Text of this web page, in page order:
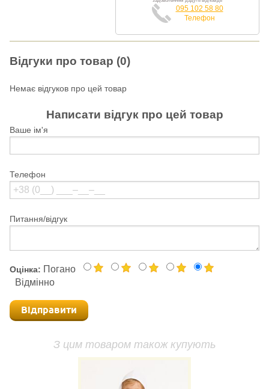
095 102 58 80
Телефон
Відгуки про товар (0)
Немає відгуков про цей товар
Написати відгук про цей товар
Ваше ім'я
Телефон
Питання/відгук
Оцінка: Погано
Відмінно
Відправити
З цим товаром також купують